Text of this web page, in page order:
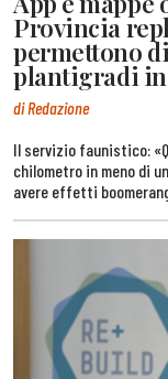
Provincia
permettono
plantigradi in
di Redazione
Il servizio faunistico:
chilometro in meno di
avere effetti